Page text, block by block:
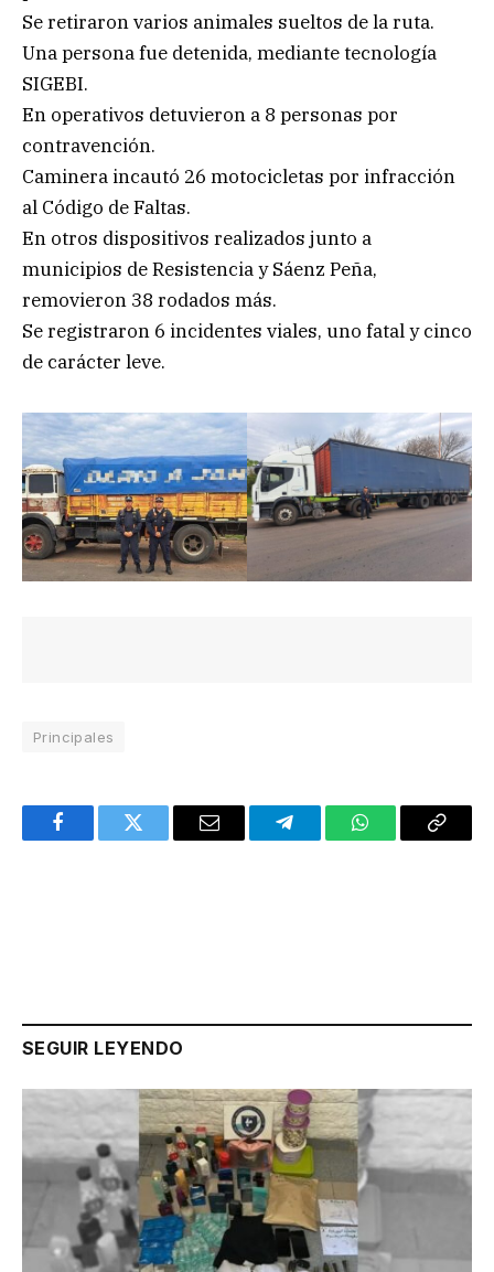
Se retiraron varios animales sueltos de la ruta.
Una persona fue detenida, mediante tecnología
SIGEBI.
En operativos detuvieron a 8 personas por
contravención.
Caminera incautó 26 motocicletas por infracción
al Código de Faltas.
En otros dispositivos realizados junto a
municipios de Resistencia y Sáenz Peña,
removieron 38 rodados más.
Se registraron 6 incidentes viales, uno fatal y cinco
de carácter leve.
Principales
FacebookTwitter Email TelegramWhatsAppCopy
SEGUIR LEYENDO